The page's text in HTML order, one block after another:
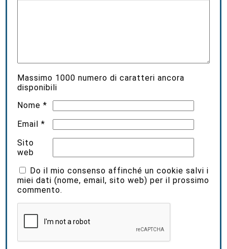
Massimo 1000 numero di caratteri ancora
disponibili
Nome*
Email*
Sito
web
Do il mio consenso affinché un cookie salvi i
miei dati (nome, email, sito web) per il prossimo
commento.